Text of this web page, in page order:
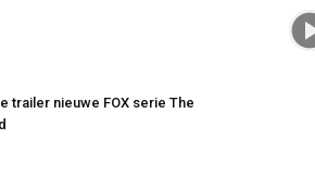
trailer nieuwe FOX serie The